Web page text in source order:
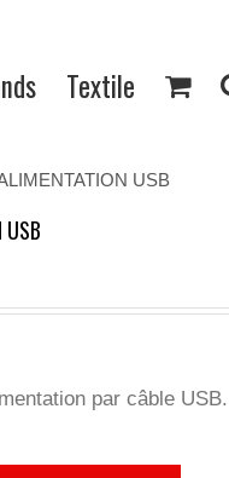
Textile
USB
USB
par câble USB.